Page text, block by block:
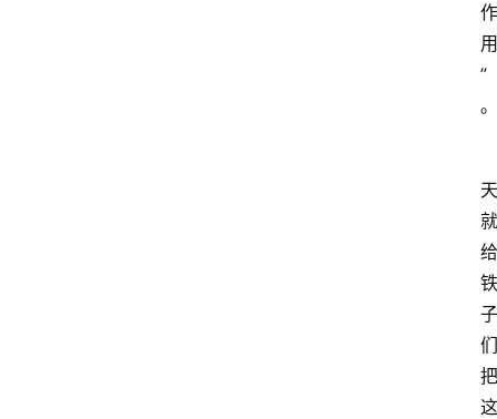
作
用
”
。
天
就
给
铁
子
们
把
这